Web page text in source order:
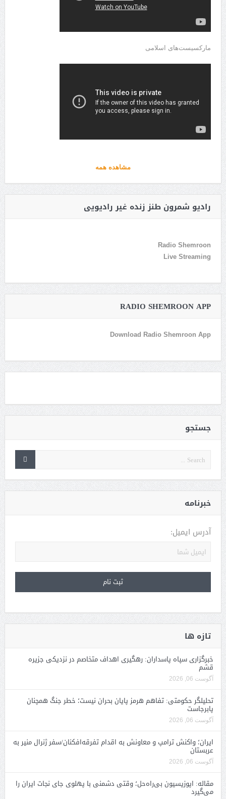
مارکسیست‌های اسلامی
مشاهده همه
رادیو شمرون طنز زنده غیر رادیویی
Radio Shemroon
Live Streaming
RADIO SHEMROON APP
Download Radio Shemroon App
جستجو
خبرنامه
آدرس ایمیل:
تازه ها
خبرگزاری سپاه پاسداران: رهگیری اهداف متخاصم در نزدیکی جزیره
قشم
آگوست 06, 2026
تحلیلگر حکومتی: تفاهم هرمز پایان بحران نیست؛ خطر جنگ همچنان
پابرجاست
آگوست 06, 2026
ایران؛ واکنش ترامپ و معاونش به اقدام تفرقه‌افکنان/سفر ژنرال منیر به
عربستان
آگوست 06, 2026
مقاله: اپوزیسیون بی‌راه‌حل؛ وقتی دشمنی با پهلوی جای نجات ایران را
می‌گیرد